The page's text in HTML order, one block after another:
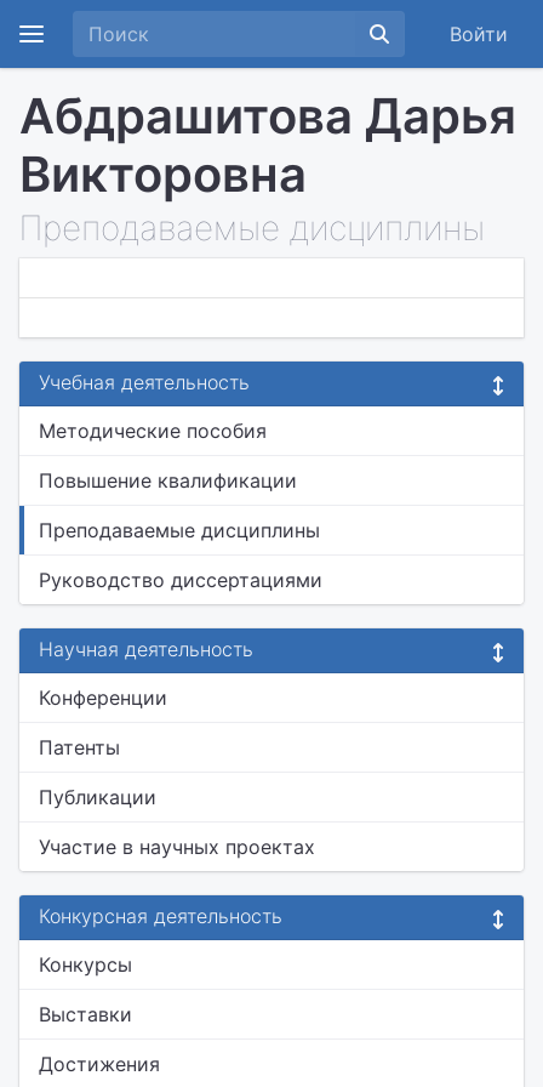
Войти
Абдрашитова Дарья
Викторовна
Преподаваемые дисциплины
Учебная деятельность
Методические пособия
Повышение квалификации
Преподаваемые дисциплины
Руководство диссертациями
Научная деятельность
Конференции
Патенты
Публикации
Участие в научных проектах
Конкурсная деятельность
Конкурсы
Выставки
Достижения